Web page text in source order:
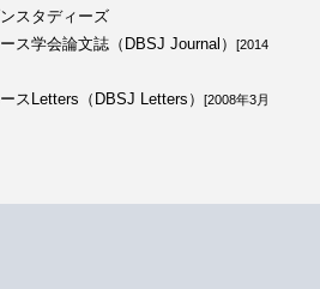
スタディーズ
ス学会論文誌（DBSJ Journal）
[2014
スLetters（DBSJ Letters）
[2008年3月